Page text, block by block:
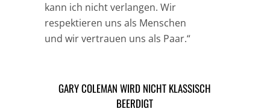
kann ich nicht verlangen. Wir
respektieren uns als Menschen
und wir vertrauen uns als Paar.“
PROMI-STAR NEWS
U2 DROHEN 120 MILLIONEN EURO MIESE
GARY COLEMAN WIRD NICHT KLASSISCH
BEERDIGT